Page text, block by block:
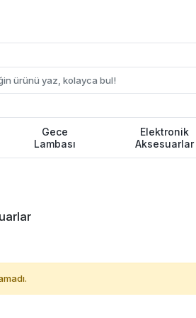
Gece
Lambası
Elektronik
Aksesuarlar